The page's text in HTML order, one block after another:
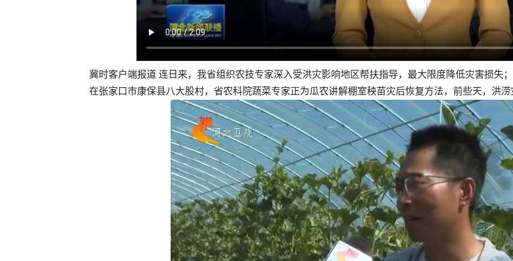
冀时客户端报道 连日来，我省组织农技专家深入受洪灾影响地区帮扶指导，最大限度降低灾害损失
在张家口市康保县八大股村，省农科院蔬菜专家正为瓜农讲解棚室秧苗灾后恢复方法，前些天，洪